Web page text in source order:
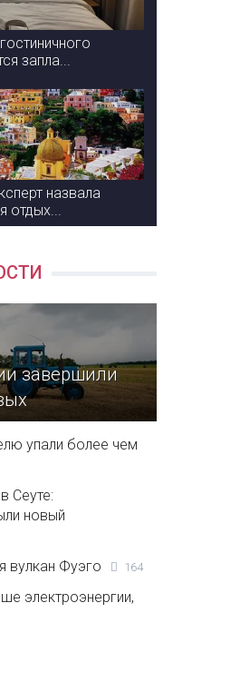
запла...
назвала
отдых...
завершили
упали более чем
Сеуте:
новый
вулкан Фуэго 164
электроэнергии,